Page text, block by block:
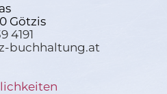
Götzis
4191
buchhaltung.at